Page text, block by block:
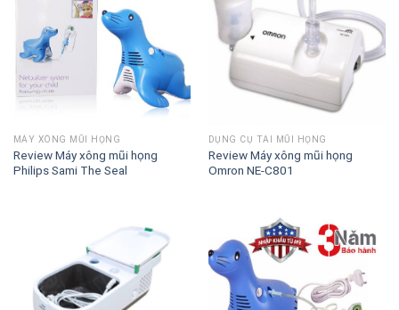
MÁY XÔNG MŨI HỌNG
Review Máy xông mũi họng
Philips Sami The Seal
DỤNG CỤ TAI MŨI HỌNG
Review Máy xông mũi họng
Omron NE-C801